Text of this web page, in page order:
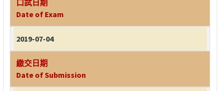
口試日期
Date of Exam
2019-07-04
繳交日期
Date of Submission